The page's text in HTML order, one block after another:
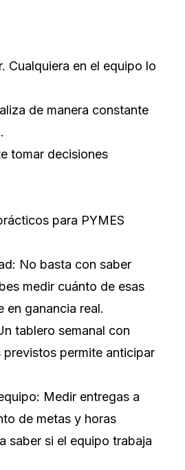
Cualquiera en el equipo lo
de manera constante
tomar decisiones
para PYMES
No basta con saber
medir cuánto de esas
en ganancia real.
tablero semanal con
previstos permite anticipar
Medir entregas a
de metas y horas
saber si el equipo trabaja